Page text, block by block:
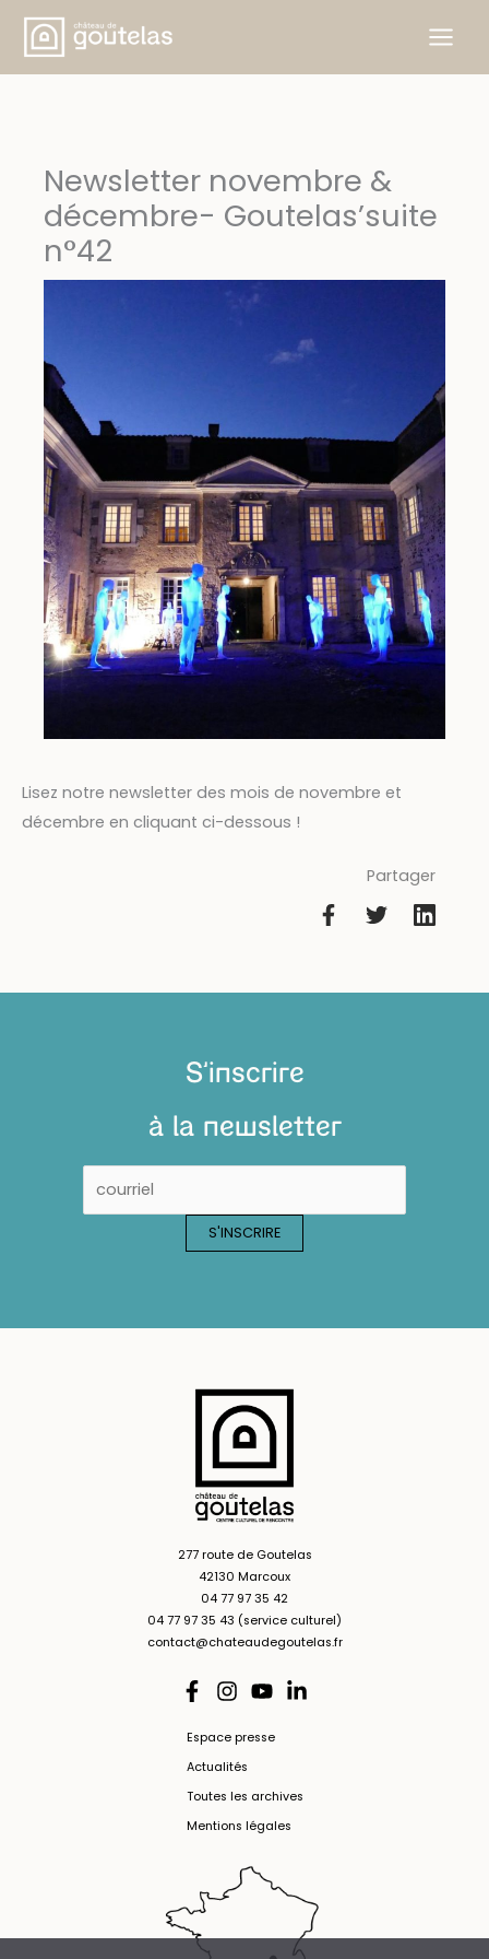
Aller
contenu
Newsletter novembre &
décembre- Goutelas’suite
n°42
Lisez notre newsletter des mois de novembre et
décembre en cliquant ci-dessous !
Partager
S'inscrire
à la newsletter
277 route de Goutelas
42130 Marcoux
04 77 97 35 42
04 77 97 35 43 (service culturel)
contact@chateaudegoutelas.fr
Espace presse
Actualités
Toutes les archives
Mentions légales